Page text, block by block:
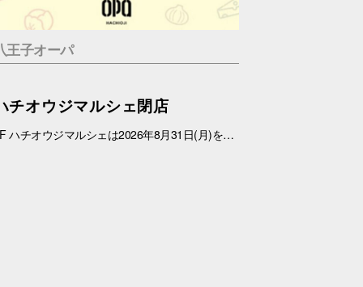
王子オーパ
チオウジマルシェ閉店
1F ハチオウジマルシェは2026年8月31日(月)をもちまして、営業を終了させていただきます。 これまでのご愛顧ありがとうございました。 また、1Fフロアにつきましては、今冬にリニューアルを予定しております。